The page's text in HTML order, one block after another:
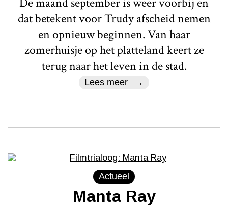
dat betekent voor Trudy afscheid nemen
en opnieuw beginnen. Van haar
zomerhuisje op het platteland keert ze
terug naar het leven in de stad.
Lees meer
Actueel
Manta Ray